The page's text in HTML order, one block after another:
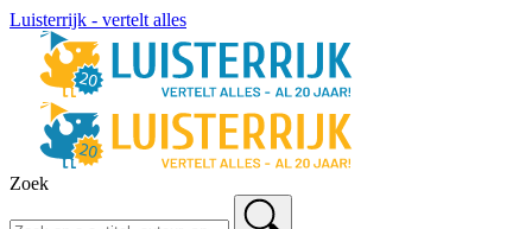
Luisterrijk - vertelt alles
Zoek